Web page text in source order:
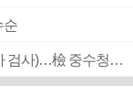
순
■ 검사 신분 버리고 직급하향(10년 이하 저연차 검사)…檢 중수청행 기피